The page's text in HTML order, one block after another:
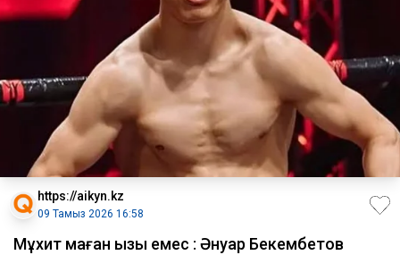
https://aikyn.kz
09 Тамыз 2026 16:58
Мұхит маған қызық емес : Әнуар Бекембетов